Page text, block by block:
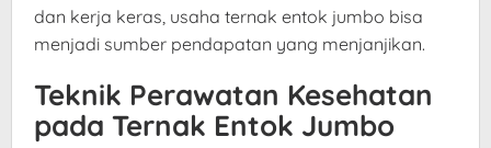
dan kerja keras, usaha ternak entok jumbo bisa
menjadi sumber pendapatan yang menjanjikan.
Teknik Perawatan Kesehatan
pada Ternak Entok Jumbo